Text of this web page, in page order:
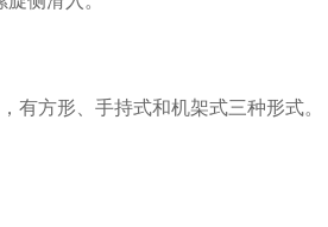
方形、手持式和机架式三种形式。